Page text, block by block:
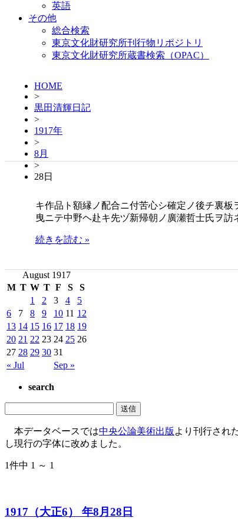
英語
その他
総合検索
東京文化財研究所刊行物リポジトリ
東京文化財研究所蔵書検索（OPAC）
HOME
>
黒田清輝日記
>
1917年
>
8月
>
28日
キ作品ト額縁ノ配合ニ付苦心シ確定ノ後チ裏
曳ニテ中野ヘ赴キ先ヅ新帰朝ノ廣瀬哲士氏ヲ
続きを読む »
August 1917
M T W T F S S
« Jul Sep »
1 2 3 4
5
6
7 8 9 10 11 12
13 14 15 16 17 18 19
20 21 22 23 24 25 26
27 28 29 30 31
search
本データベースでは中央公論美術出版 より刊行され
し現行の字体に改めました。
1件中 1 ～ 1
1917（大正6） 年8月28日